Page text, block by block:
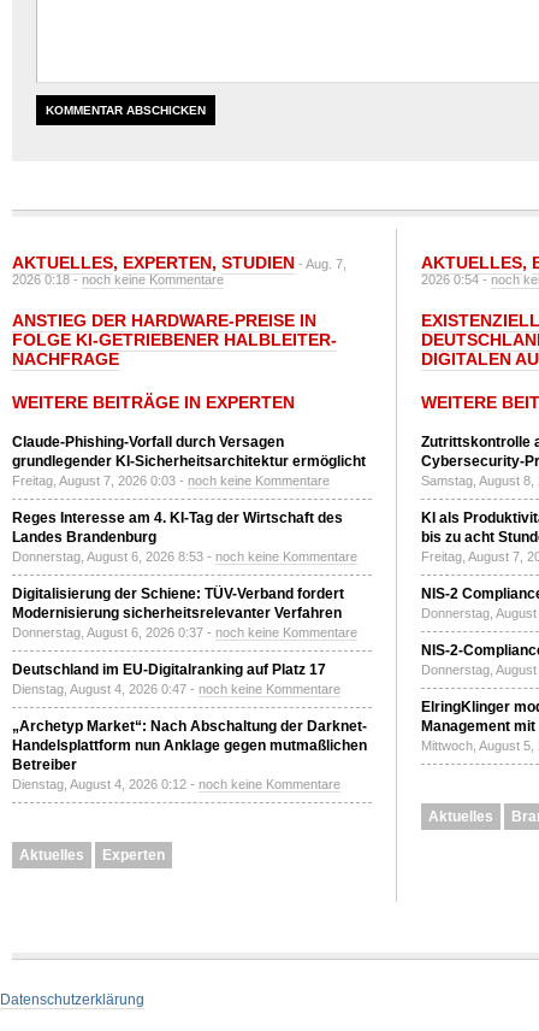
AKTUELLES, EXPERTEN, STUDIEN - Aug. 7,
2026 0:18 -noch keine Kommentare
ANSTIEG DER HARDWARE-PREISE IN
FOLGE KI-GETRIEBENER HALBLEITER-
NACHFRAGE
WEITERE BEITRÄGE IN EXPERTEN
Claude-Phishing-Vorfall durch Versagen
grundlegender KI-Sicherheitsarchitektur ermöglicht
Freitag, August 7, 2026 0:03 - noch keine Kommentare
Reges Interesse am 4. KI-Tag der Wirtschaft des
Landes Brandenburg
Donnerstag, August 6, 2026 8:53 - noch keine Kommentare
Digitalisierung der Schiene: TÜV-Verband fordert
Modernisierung sicherheitsrelevanter Verfahren
Donnerstag, August 6, 2026 0:37 - noch keine Kommentare
Deutschland im EU-Digitalranking auf Platz 17
Dienstag, August 4, 2026 0:47 - noch keine Kommentare
„Archetyp Market“: Nach Abschaltung der Darknet-
Handelsplattform nun Anklage gegen mutmaßlichen
Betreiber
Dienstag, August 4, 2026 0:12 - noch keine Kommentare
Aktuelles Experten
AKTUELLES,
2026 0:54 -noch
DIGITALEN
WEITERE
Zutrittskontrolle
Cybersecurity-
Samstag, August
KI als
bis zu acht
Freitag, August 7,
NIS-2
Donnerstag,
NIS-2-
Donnerstag,
ElringKlinger
Management
Mittwoch, August
Aktuelles
Datenschutzerklärung